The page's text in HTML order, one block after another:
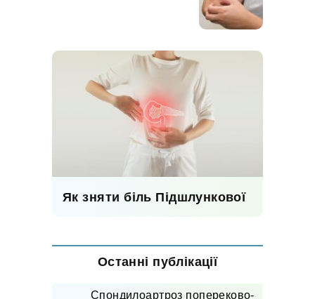
Як зняти біль Підшлункової
Останні публікації
Спондилоартроз попереково-